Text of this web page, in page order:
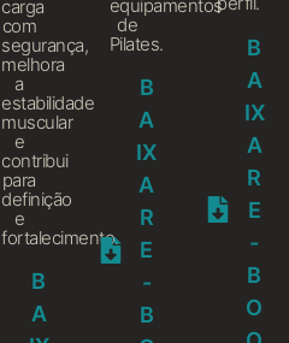
carga
com
segurança,
melhora
a
estabilidade
muscular
e
contribui
para
definição
e
fortalecimento.
B
A
equipamentos
de
Pilates.
B
A
IX
A
R
E
-
B
B
A
IX
A
R
E
-
B
O